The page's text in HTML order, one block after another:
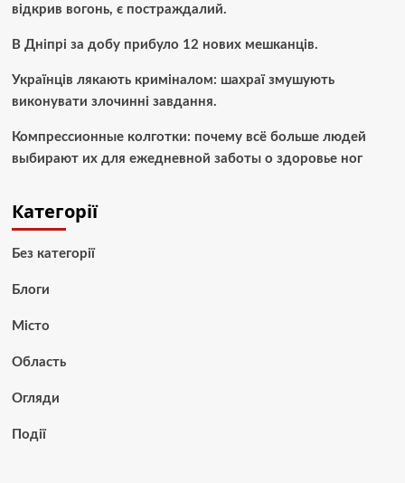
відкрив вогонь, є постраждалий.
В Дніпрі за добу прибуло 12 нових мешканців.
Українців лякають криміналом: шахраї змушують
виконувати злочинні завдання.
Компрессионные колготки: почему всё больше людей
выбирают их для ежедневной заботы о здоровье ног
Категорії
Без категорії
Блоги
Місто
Область
Огляди
Події